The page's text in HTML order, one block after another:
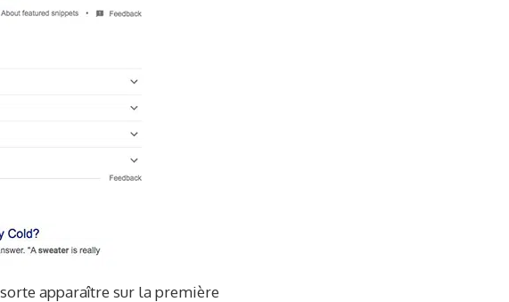
apparaître sur la première